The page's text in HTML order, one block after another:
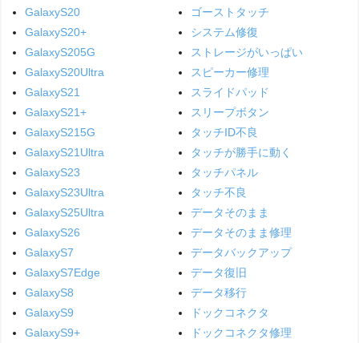
GalaxyS20
GalaxyS20+
GalaxyS205G
GalaxyS20Ultra
GalaxyS21
GalaxyS21+
GalaxyS215G
GalaxyS21Ultra
GalaxyS23
GalaxyS23Ultra
GalaxyS25Ultra
GalaxyS26
GalaxyS7
GalaxyS7Edge
GalaxyS8
GalaxyS9
GalaxyS9+
ゴーストタッチ
システム修復
ストレージがいっぱい
スピーカー修理
スライドパッド
スリープボタン
タッチID不良
タッチが勝手に動く
タッチパネル
タッチ不良
データそのまま
データそのまま修理
データバックアップ
データ復旧
データ移行
ドックコネクタ
ドックコネクタ修理